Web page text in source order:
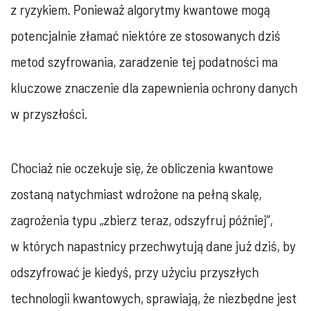
z ryzykiem. Ponieważ algorytmy kwantowe mogą
potencjalnie złamać niektóre ze stosowanych dziś
metod szyfrowania, zaradzenie tej podatności ma
kluczowe znaczenie dla zapewnienia ochrony danych
w przyszłości.
Chociaż nie oczekuje się, że obliczenia kwantowe
zostaną natychmiast wdrożone na pełną skalę,
zagrożenia typu „zbierz teraz, odszyfruj później”,
w których napastnicy przechwytują dane już dziś, by
odszyfrować je kiedyś, przy użyciu przyszłych
technologii kwantowych, sprawiają, że niezbędne jest